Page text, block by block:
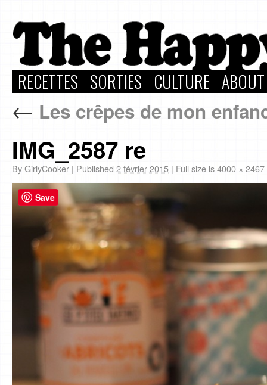
RECETTES SORTIES CULTURE
← Les crêpes de mon
IMG_2587 re
ByGirlyCooker | Published 2 février 2015 | Full size is4000 × 2467
Save